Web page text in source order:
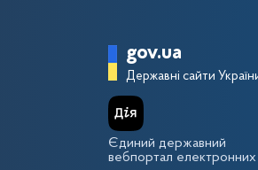
Головна
gov.ua
Державні сайти
Єдиний державний
вебпортал електронних